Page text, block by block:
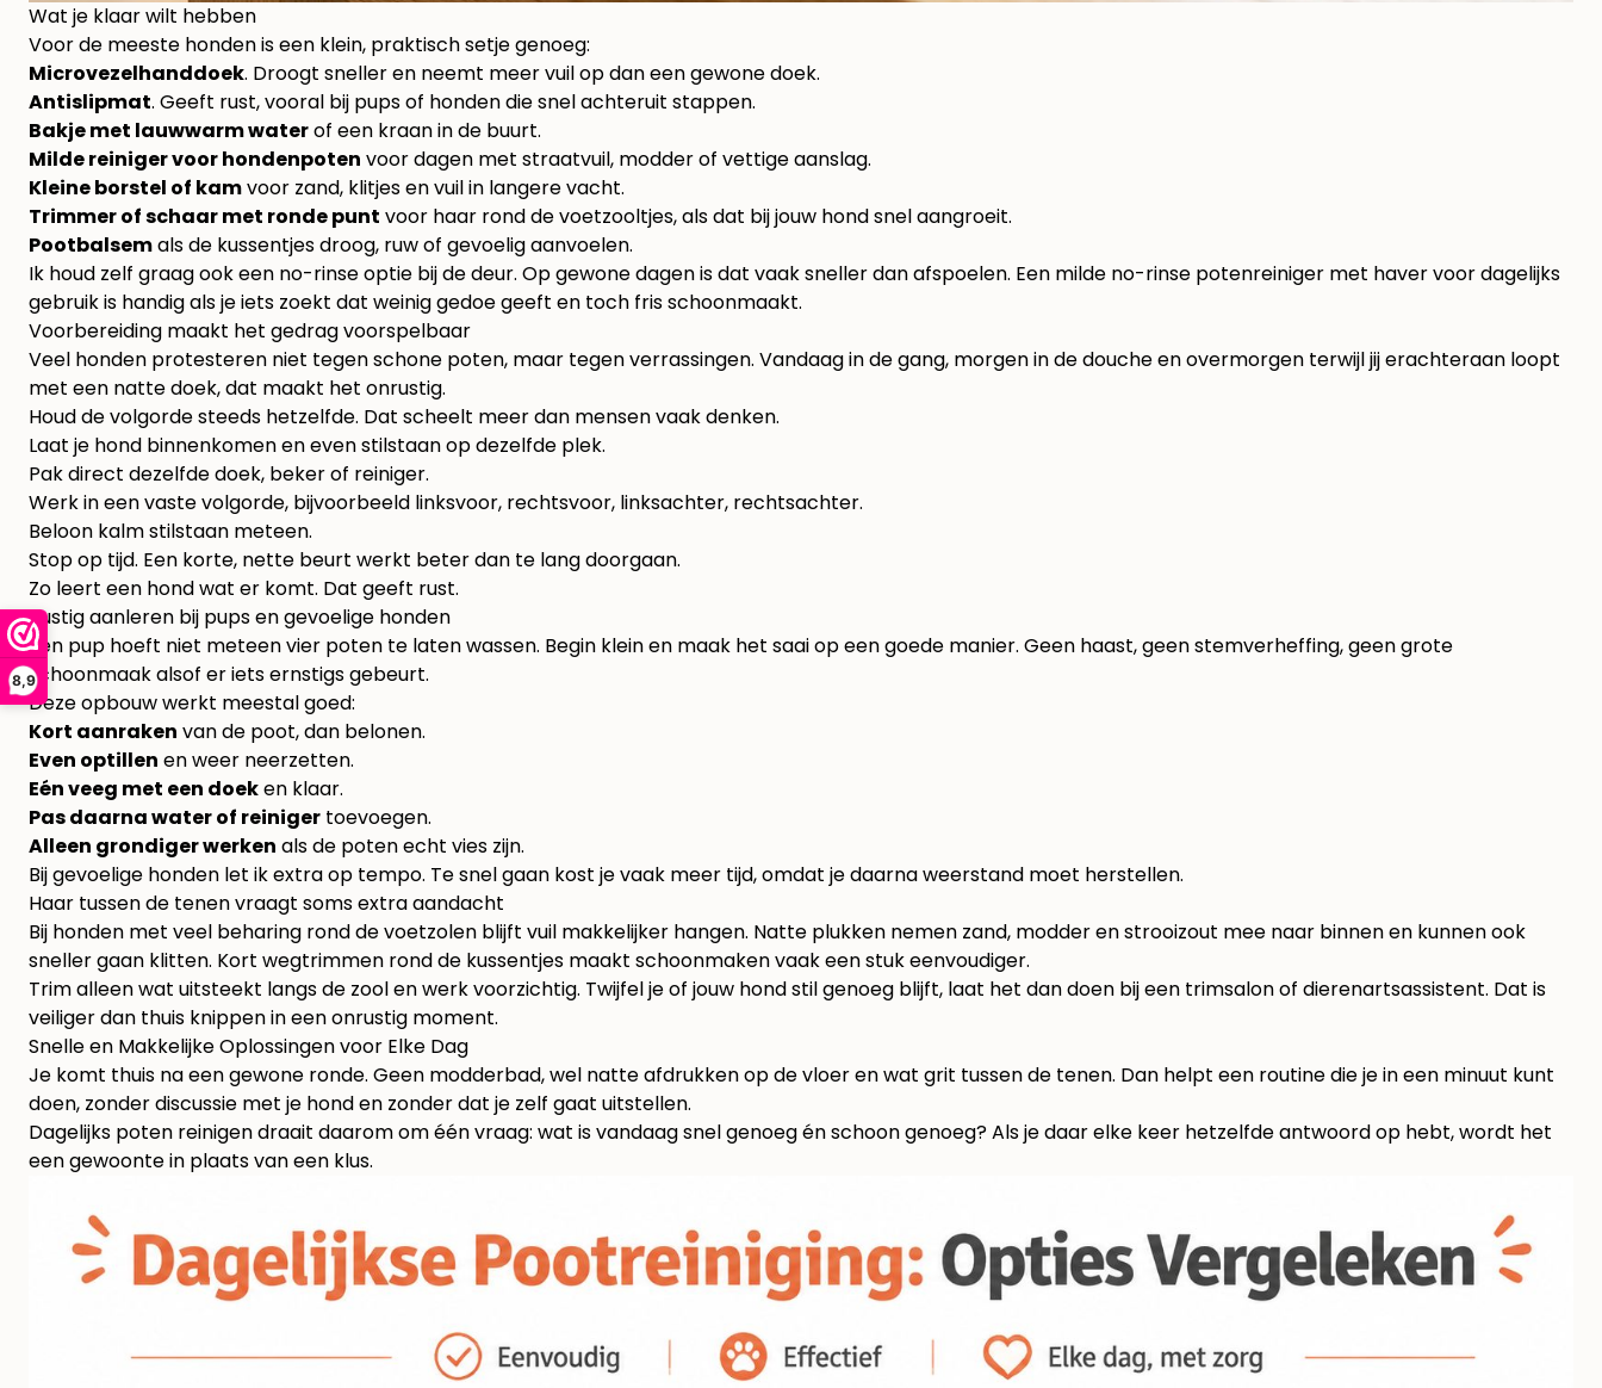
8,9
Wat je klaar wilt hebben
Voor de meeste honden is een klein, praktisch setje genoeg:
Microvezelhanddoek. Droogt sneller en neemt meer vuil op dan een gewone doek.
Antislipmat. Geeft rust, vooral bij pups of honden die snel achteruit stappen.
Bakje met lauwwarm waterof een kraan in de buurt.
Milde reiniger voor hondenpoten voor dagen met straatvuil, modder of vettige aanslag.
Kleine borstel of kamvoor zand, klitjes en vuil in langere vacht.
Trimmer of schaar met ronde punt voor haar rond de voetzooltjes, als dat bij jouw hond snel aangroeit.
Pootbalsemals de kussentjes droog, ruw of gevoelig aanvoelen.
Ik houd zelf graag ook een no-rinse optie bij de deur. Op gewone dagen is dat vaak sneller dan afspoelen. Een milde no-rinse potenreiniger met haver voor dagelijks
gebruikis handig als je iets zoekt dat weinig gedoe geeft en toch fris schoonmaakt.
Voorbereiding maakt het gedrag voorspelbaar
Veel honden protesteren niet tegen schone poten, maar tegen verrassingen. Vandaag in de gang, morgen in de douche en overmorgen terwijl jij erachteraan loopt
met een natte doek, dat maakt het onrustig.
Houd de volgorde steeds hetzelfde. Dat scheelt meer dan mensen vaak denken.
Laat je hond binnenkomen en even stilstaan op dezelfde plek.
Pak direct dezelfde doek, beker of reiniger.
Werk in een vaste volgorde, bijvoorbeeld linksvoor, rechtsvoor, linksachter, rechtsachter.
Beloon kalm stilstaan meteen.
Stop op tijd. Een korte, nette beurt werkt beter dan te lang doorgaan.
Zo leert een hond wat er komt. Dat geeft rust.
Rustig aanleren bij pups en gevoelige honden
Een pup hoeft niet meteen vier poten te laten wassen. Begin klein en maak het saai op een goede manier. Geen haast, geen stemverheffing, geen grote
schoonmaak alsof er iets ernstigs gebeurt.
Deze opbouw werkt meestal goed:
Kort aanraken van de poot, dan belonen.
Even optillen en weer neerzetten.
Eén veeg met een doeken klaar.
Pas daarna water of reiniger toevoegen.
Alleen grondiger werken als de poten echt vies zijn.
Bij gevoelige honden let ik extra op tempo. Te snel gaan kost je vaak meer tijd, omdat je daarna weerstand moet herstellen.
Haar tussen de tenen vraagt soms extra aandacht
Bij honden met veel beharing rond de voetzolen blijft vuil makkelijker hangen. Natte plukken nemen zand, modder en strooizout mee naar binnen en kunnen ook
sneller gaan klitten. Kort wegtrimmen rond de kussentjes maakt schoonmaken vaak een stuk eenvoudiger.
Trim alleen wat uitsteekt langs de zool en werk voorzichtig. Twijfel je of jouw hond stil genoeg blijft, laat het dan doen bij een trimsalon of dierenartsassistent. Dat is
veiliger dan thuis knippen in een onrustig moment.
Snelle en Makkelijke Oplossingen voor Elke Dag
Je komt thuis na een gewone ronde. Geen modderbad, wel natte afdrukken op de vloer en wat grit tussen de tenen. Dan helpt een routine die je in een minuut kunt
doen, zonder discussie met je hond en zonder dat je zelf gaat uitstellen.
Dagelijks poten reinigen draait daarom om één vraag: wat is vandaag snel genoeg én schoon genoeg? Als je daar elke keer hetzelfde antwoord op hebt, wordt het
een gewoonte in plaats van een klus.